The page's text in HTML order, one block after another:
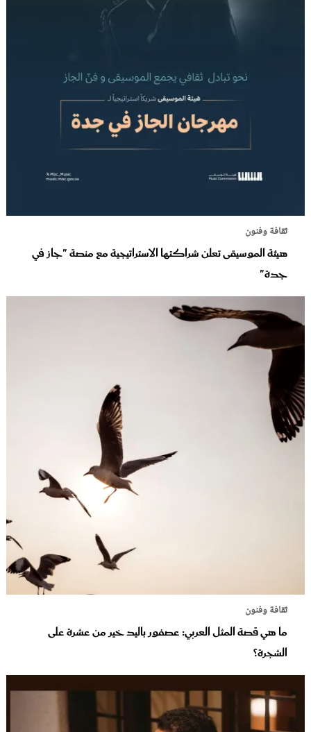
ثقافة وفنون
هيئة الموسيقى تعلن شراكتها الاستراتيجية مع منصة "جاز في
جدة"
ثقافة وفنون
ما هي قصة المثل العربي: عصفور باليد خير من عشرة على
الشجرة؟